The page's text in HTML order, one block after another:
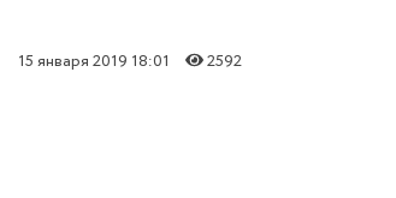
15 января 2019 18:01 2592